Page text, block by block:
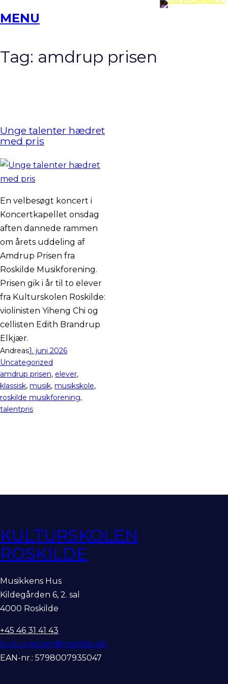
til
MENU
Tag: amdrup prisen
Unge talenter hædret
med pris
En velbesøgt koncert i
Koncertkapellet onsdag
aften dannede rammen
om årets uddeling af
Amdrup Prisen fra
Roskilde Musikforening.
Prisen gik i år til to elever
fra Kulturskolen Roskilde:
violinisten Yiheng Chi og
cellisten Edith Brandrup
Elkjær.
Andreas1. juni 2026
Uncategorized
amdrup prisen, elever
klassisk, musik, musikskole
roskilde musikforening
talentpris
KULTURSKOLEN
ROSKILDE
Musikkens Hus
Kildegården 6, 2. sal
4000 Roskilde
+45 46 31 41 43
kulturskolen@roskilde.dk
EAN-nr.: 5798007935047